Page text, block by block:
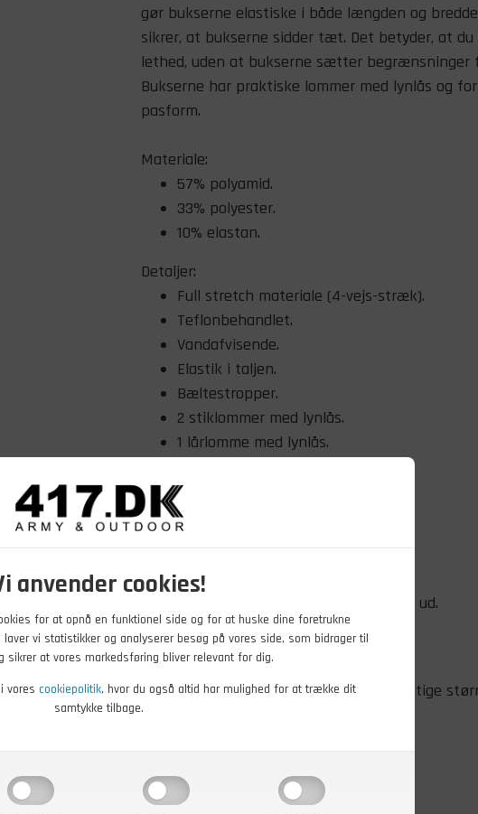
anvender cookies!
for at opnå en funktionel side og for at huske dine foretrukne
vi statistikker og analyserer besøg på vores side, som bidrager til
sikrer at vores markedsføring bliver relevant for dig.
vores cookiepolitik, hvor du også altid har mulighed for at trække dit
samtykke tilbage.
gør bukserne elastiske i både længden og
sikrer, at bukserne sidder tæt. Det betyder, at
lethed, uden at bukserne sætter begrænsninger
Bukserne har praktiske lommer med lynlås og
pasform.
Materiale:
57% polyamid.
33% polyester.
10% elastan.
Detaljer:
Full stretch materiale (4-vejs-stræk).
Teflonbehandlet.
Vandafvisende.
Elastik i taljen.
Bæltestropper.
2 stiklommer med lynlås.
1 lårlomme med lynlås.
Formsyede knæ.
Varen er ny.
Behandling:
Vaskes ved 40 grader med vrangen ud.
Skyllemiddel må ikke anvendes.
Vaskes separat.
Har du brug for hjælp til at finde den rigtige
vores